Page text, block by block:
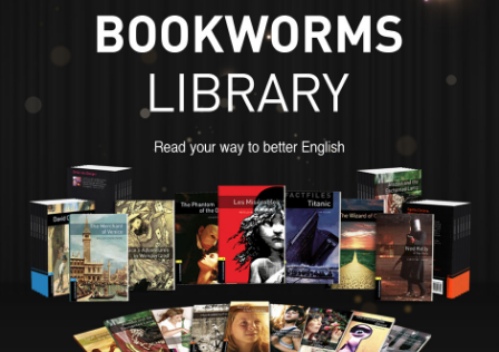
으로 한 사고실험이라는 점에서 동시대에 발표된 존 윈덤의 『트리피
드의 날』과 함께 언급되지만, 윌리엄 골딩의 『파리대왕』 쪽에 더 가깝
다는 평가를 받기도 했다. 1950년대부터 1970년대까지 다양한 필
명으로 왕성하게 활동한 그는 「트라이포드 3부작」(1967~1968)을
발표하며 청소년 문학 작가로도 사랑받았다. 이후 『피부의 주름』, 『겨
울 세계』, 「영혼의 칼 시리즈」를 집필했고, 1971년 『보호자』로 가디
언상 아동소설 부문, 독일 청소년문학상을 수상했다. 1984년에는 트
라이포드 3부작이 BBC 드라마로 각색되며 큰 인기를 끌었다. 『풀의
죽음』은 2007년 북파인더가 뽑은 ‘영국 최고의 절판본 10’에 선정되
었다. 2012년 2월 서머싯 배스에서 암으로 생을 마감했다.